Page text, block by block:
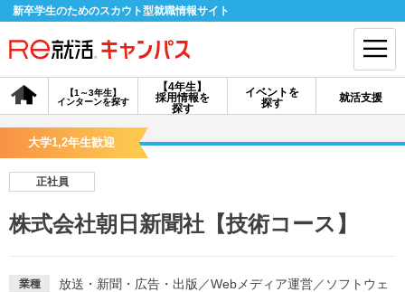
新卒学生のためのスカウト型就職情報サイト
【4年生】
採用情報を
探す
【1～3年生】
インターンを探す
イベントを
探す
就活支援
会員登録 ログイン
探す
大学1,2年生歓迎
正社員
株式会社朝日新聞社【技術コース】
業種 放送・新聞・広告・出版 ／Webメディア運営／ ソフトウェ